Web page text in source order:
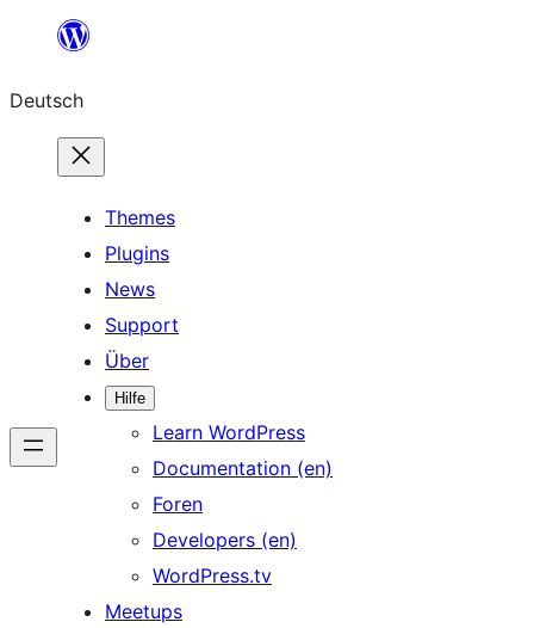
springen
Deutsch
Themes
Plugins
News
Support
Über
Hilfe
Learn WordPress
Documentation (en)
Foren
Developers (en)
WordPress.tv
Meetups